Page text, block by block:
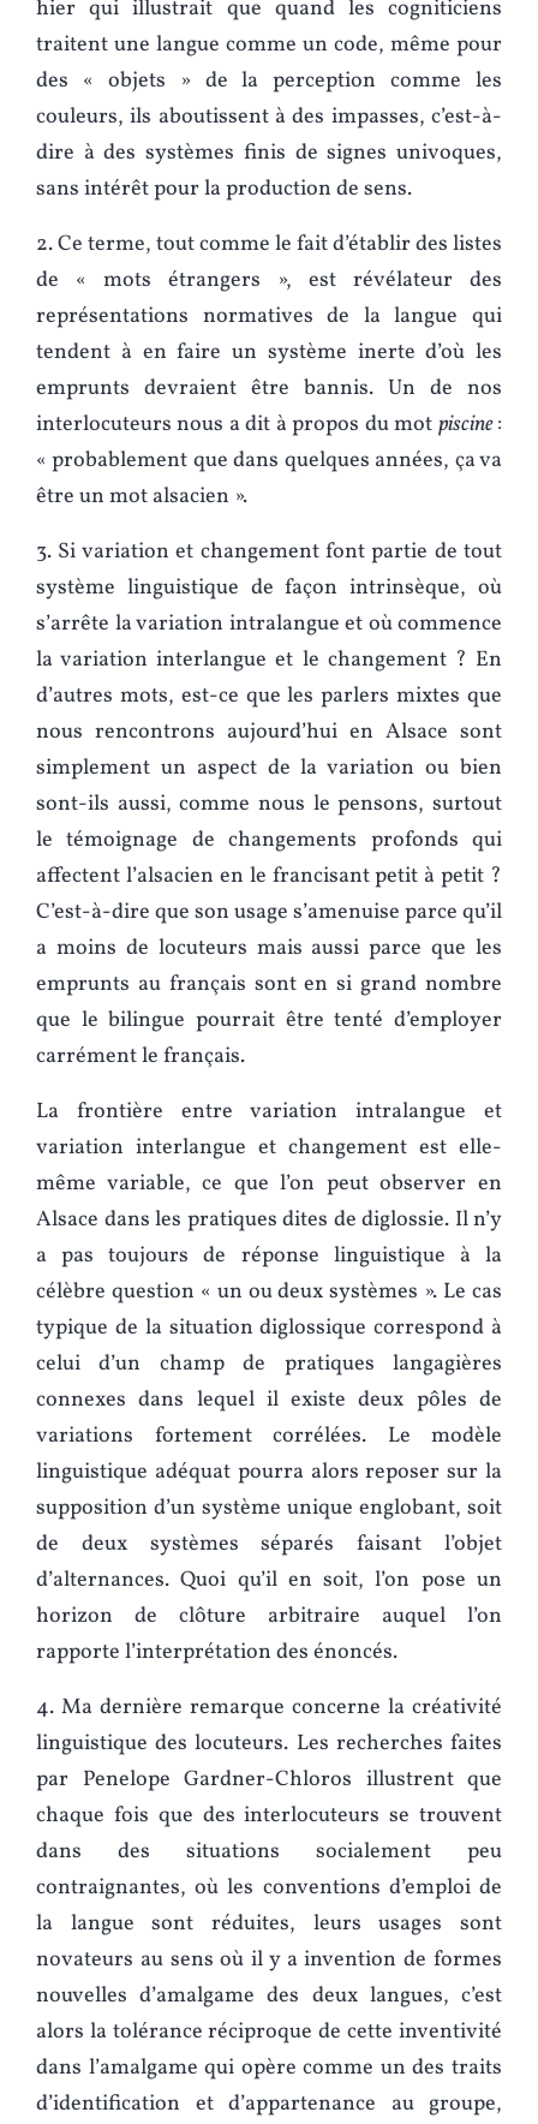
hier qui illustrait que quand les cogniticiens
traitent une langue comme un code, même pour
des « objets » de la perception comme les
couleurs, ils aboutissent à des impasses, c’est-à-
dire à des systèmes finis de signes univoques,
sans intérêt pour la production de sens.
2. Ce terme, tout comme le fait d’établir des listes
de « mots étrangers », est révélateur des
représentations normatives de la langue qui
tendent à en faire un système inerte d’où les
emprunts devraient être bannis. Un de nos
interlocuteurs nous a dit à propos du mot piscine:
« probablement que dans quelques années, ça va
être un mot alsacien ».
3. Si variation et changement font partie de tout
système linguistique de façon intrinsèque, où
s’arrête la variation intralangue et où commence
la variation interlangue et le changement ? En
d’autres mots, est-ce que les parlers mixtes que
nous rencontrons aujourd’hui en Alsace sont
simplement un aspect de la variation ou bien
sont-ils aussi, comme nous le pensons, surtout
le témoignage de changements profonds qui
affectent l’alsacien en le francisant petit à petit ?
C’est-à-dire que son usage s’amenuise parce qu’il
a moins de locuteurs mais aussi parce que les
emprunts au français sont en si grand nombre
que le bilingue pourrait être tenté d’employer
carrément le français.
La frontière entre variation intralangue et
variation interlangue et changement est elle-
même variable, ce que l’on peut observer en
Alsace dans les pratiques dites de diglossie. Il n’y
a pas toujours de réponse linguistique à la
célèbre question « un ou deux systèmes ». Le cas
typique de la situation diglossique correspond à
celui d’un champ de pratiques langagières
connexes dans lequel il existe deux pôles de
variations fortement corrélées. Le modèle
linguistique adéquat pourra alors reposer sur la
supposition d’un système unique englobant, soit
de deux systèmes séparés faisant l’objet
d’alternances. Quoi qu’il en soit, l’on pose un
horizon de clôture arbitraire auquel l’on
rapporte l’interprétation des énoncés.
4. Ma dernière remarque concerne la créativité
linguistique des locuteurs. Les recherches faites
par Penelope Gardner-Chloros illustrent que
chaque fois que des interlocuteurs se trouvent
dans des situations socialement peu
contraignantes, où les conventions d’emploi de
la langue sont réduites, leurs usages sont
novateurs au sens où il y a invention de formes
nouvelles d’amalgame des deux langues, c’est
alors la tolérance réciproque de cette inventivité
dans l’amalgame qui opère comme un des traits
d’identification et d’appartenance au groupe,